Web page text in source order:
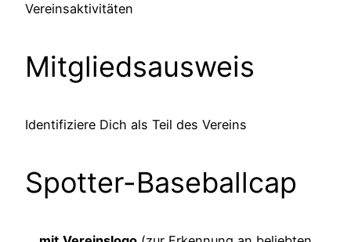
Vereinsaktivitäten
Mitgliedsausweis
Identifiziere Dich als Teil des Vereins
Spotter-Baseballcap